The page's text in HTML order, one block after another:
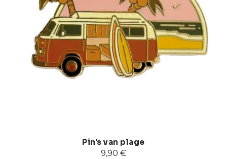
Pin's van plage
9,90 €